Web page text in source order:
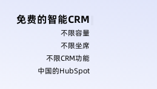
不限容量
不限坐席
不限CRM功能
中国的HubSpot